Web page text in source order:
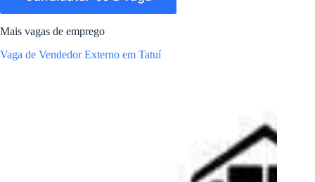
Mais vagas de emprego
Vaga de Vendedor Externo em Tatuí